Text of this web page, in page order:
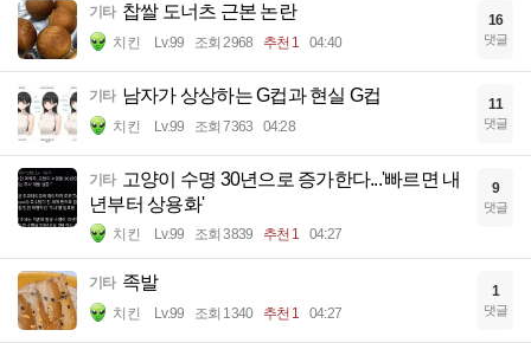
기타 찹쌀 도너츠 근본 논란
치킨 Lv.99 조회 2968 추천 1 04:40
16
댓글
기타 남자가 상상하는 G컵과 현실 G컵
치킨 Lv.99 조회 7363 04:28
11
댓글
기타 고양이 수명 30년으로 증가한다...'빠르면 내
년부터 상용화'
치킨 Lv.99 조회 3839 추천 1 04:27
9
댓글
기타 족발
치킨 Lv.99 조회 1340 추천 1 04:27
1
댓글